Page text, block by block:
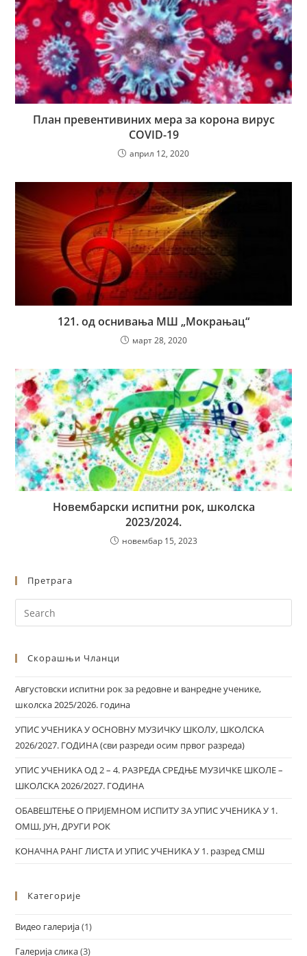
План превентивиних мера за корона вирус
COVID-19
април 12, 2020
121. од оснивања МШ „Мокрањац“
март 28, 2020
Новембарски испитни рок, школска
2023/2024.
новембар 15, 2023
Претрага
Скорашњи Чланци
Августовски испитни рок за редовне и ванредне ученике,
школска 2025/2026. година
УПИС УЧЕНИКА У ОСНОВНУ МУЗИЧКУ ШКОЛУ, ШКОЛСКА
2026/2027. ГОДИНА (сви разреди осим првог разреда)
УПИС УЧЕНИКА ОД 2 – 4. РАЗРЕДА СРЕДЊЕ МУЗИЧКЕ ШКОЛЕ –
ШКОЛСКА 2026/2027. ГОДИНА
ОБАВЕШТЕЊЕ О ПРИЈЕМНОМ ИСПИТУ ЗА УПИС УЧЕНИКА У 1.
ОМШ, ЈУН, ДРУГИ РОК
КОНАЧНА РАНГ ЛИСТА И УПИС УЧЕНИКА У 1. разред СМШ
Категорије
Видео галерија(1)
Галерија слика(3)